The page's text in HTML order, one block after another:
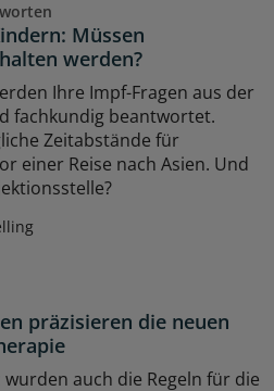
Müssen
werden?
Ihre Impf-Fragen aus der
fachkundig beantwortet.
Zeitabstände für
einer Reise nach Asien. Und
präzisieren die neuen
auch die Regeln für die